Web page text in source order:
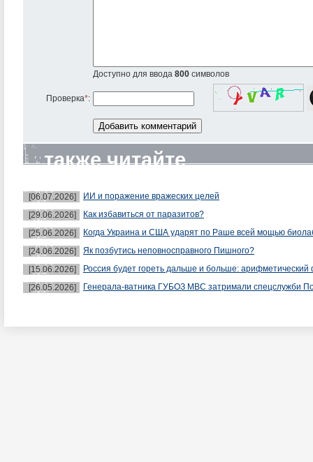
Доступно для ввода 800 символов
Проверка*:
также читайте
[06.07.2026]
ИИ и поражение вражеских целей
[29.06.2026]
Как избавиться от паразитов?
[25.06.2026]
Когда Украина и США ударят по Раше всей мощью
[24.06.2026]
Як позбутись неповносправного Пишного?
[15.06.2026]
Россия будет гореть дальше и больше: арифметический
[26.05.2026]
Генерала-ватника ГУБОЗ МВС затримали спецслужби